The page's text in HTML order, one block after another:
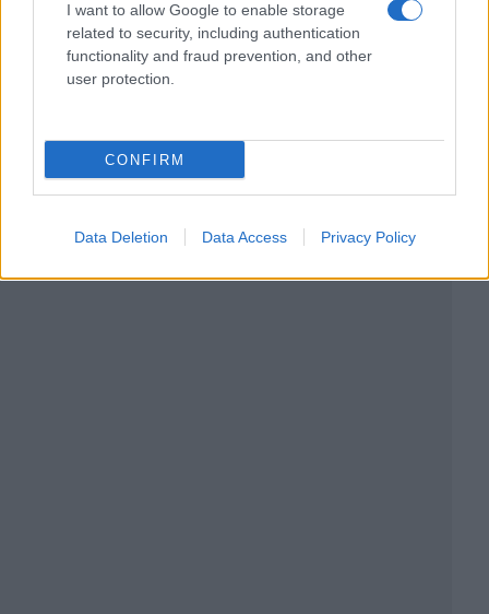
I want to allow Google to enable storage
related to security, including authentication
functionality and fraud prevention, and other
user protection.
CONFIRM
Data Deletion Data Access Privacy Policy